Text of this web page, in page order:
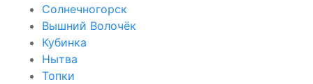
Солнечногорск
Вышний Волочёк
Кубинка
Нытва
Топки